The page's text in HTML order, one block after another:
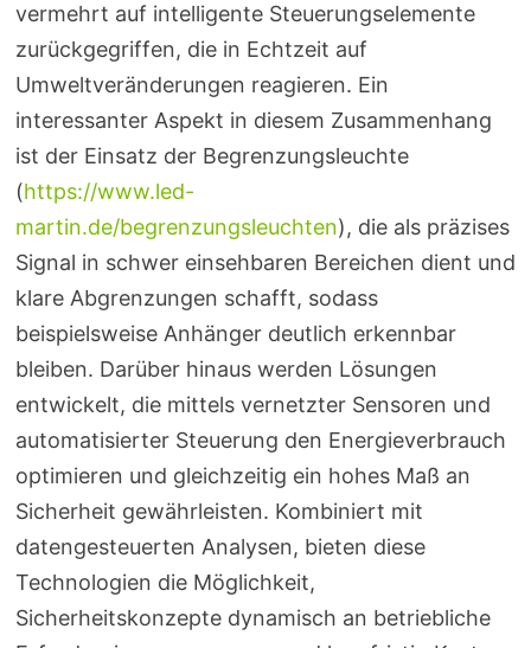
vermehrt auf intelligente Steuerungselemente
zurückgegriffen, die in Echtzeit auf
Umweltveränderungen reagieren. Ein
interessanter Aspekt in diesem Zusammenhang
ist der Einsatz der Begrenzungsleuchte
(https://www.led-
martin.de/begrenzungsleuchten), die als präzises
Signal in schwer einsehbaren Bereichen dient und
klare Abgrenzungen schafft, sodass
beispielsweise Anhänger deutlich erkennbar
bleiben. Darüber hinaus werden Lösungen
entwickelt, die mittels vernetzter Sensoren und
automatisierter Steuerung den Energieverbrauch
optimieren und gleichzeitig ein hohes Maß an
Sicherheit gewährleisten. Kombiniert mit
datengesteuerten Analysen, bieten diese
Technologien die Möglichkeit,
Sicherheitskonzepte dynamisch an betriebliche